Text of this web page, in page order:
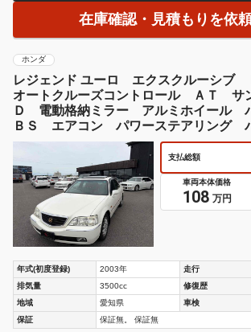
在庫確認・見積もりを依
ホンダ
レジェンド ユーロ エクスクルーシ
オートクルーズコントロール ＡＴ サ
Ｄ 電動格納ミラー アルミホイール
ＢＳ エアコン パワーステアリング
ウ 運転席エアバッグ
支払総額
車両本体価格
108 万円
年式(初度登録) 2003年 走行
排気量
3500cc 修復歴
地域
愛知県 車検
保証
保証無。 保証無